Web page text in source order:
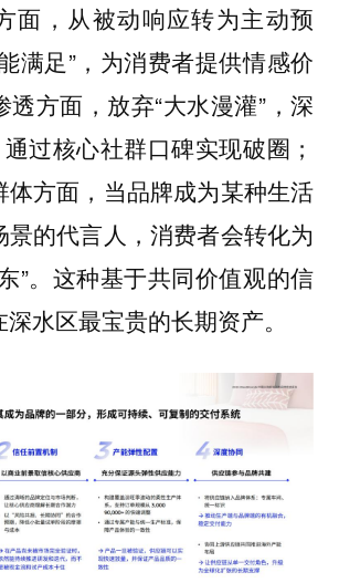
面，从被动响应转为主动预
满足”，为消费者提供情感价
方面，放弃“大水漫灌”，深
过核心社群口碑实现破圈；
体方面，当品牌成为某种生活
景的代言人，消费者会转化为
。 这种基于共同价值观的信
水区最宝贵的长期资产。